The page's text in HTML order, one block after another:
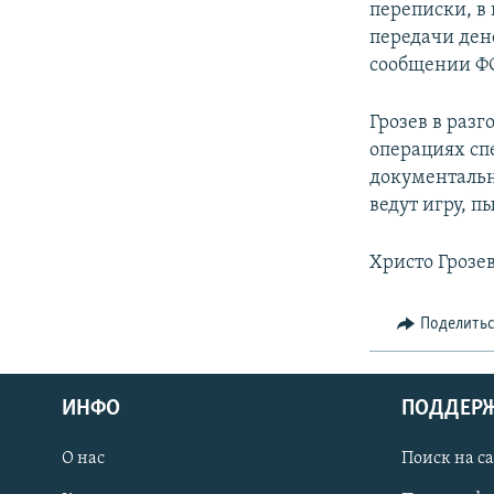
ПРИСОЕДИНЯЙТЕСЬ!
переписки, в
передачи
сообщении
Грозев в
операциях
ведут игру,
Христо
ИНФО
О нас Поиск на